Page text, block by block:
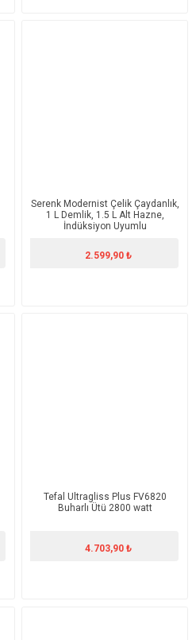
Serenk Modernist Çelik Çaydanlık,
1 L Demlik, 1.5 L Alt Hazne,
İndüksiyon Uyumlu
2.599,90 ₺
Tefal Ultragliss Plus FV6820
Buharlı Ütü 2800 watt
4.703,90 ₺